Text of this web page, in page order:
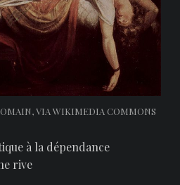
VIA WIKIMEDIA COMMONS
à la dépendance
rive